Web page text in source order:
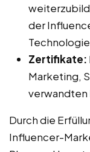
der
Zertifikate:
Marketing,
verwandten
Durch die
Influencer-